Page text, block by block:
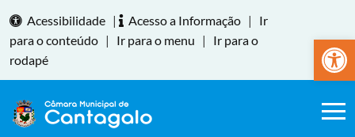
Abrir
Acessibilidade | Acesso a Informação |
Ir
para o conteúdo | Ir para o menu |
Ir para o
rodapé